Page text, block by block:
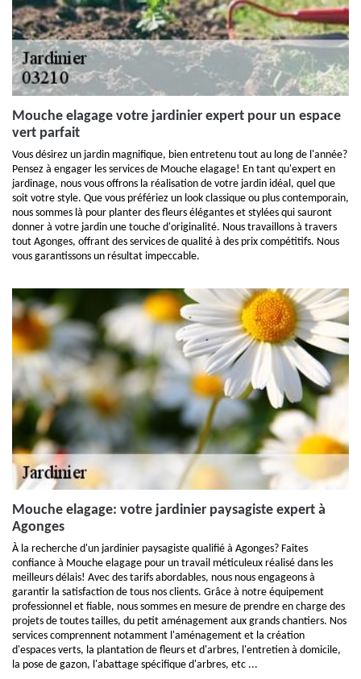
Mouche elagage votre jardinier expert pour un espace
vert parfait
Vous désirez un jardin magnifique, bien entretenu tout au long de l'année?
Pensez à engager les services de Mouche elagage! En tant qu'expert en
jardinage, nous vous offrons la réalisation de votre jardin idéal, quel que
soit votre style. Que vous préfériez un look classique ou plus contemporain,
nous sommes là pour planter des fleurs élégantes et stylées qui sauront
donner à votre jardin une touche d'originalité. Nous travaillons à travers
tout Agonges, offrant des services de qualité à des prix compétitifs. Nous
vous garantissons un résultat impeccable.
Mouche elagage: votre jardinier paysagiste expert à
Agonges
À la recherche d'un jardinier paysagiste qualifié à Agonges? Faites
confiance à Mouche elagage pour un travail méticuleux réalisé dans les
meilleurs délais! Avec des tarifs abordables, nous nous engageons à
garantir la satisfaction de tous nos clients. Grâce à notre équipement
professionnel et fiable, nous sommes en mesure de prendre en charge des
projets de toutes tailles, du petit aménagement aux grands chantiers. Nos
services comprennent notamment l'aménagement et la création
d'espaces verts, la plantation de fleurs et d'arbres, l'entretien à domicile,
la pose de gazon, l'abattage spécifique d'arbres, etc ...